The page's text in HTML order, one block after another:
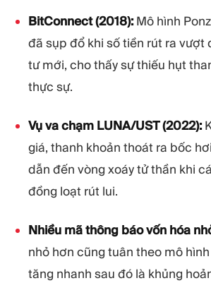
BitConnect (2018):Mô hình
đã sụp đổ khi số tiền rút ra vượt
tư mới, cho thấy sự thiếu hụt
thực sự.
Vụ va chạm LUNA/UST (2022):
giá, thanh khoản thoát ra bốc
dẫn đến vòng xoáy tử thần khi
đồng loạt rút lui.
Nhiều mã thông báo vốn hóa
nhỏ hơn cũng tuân theo mô
tăng nhanh sau đó là khủng